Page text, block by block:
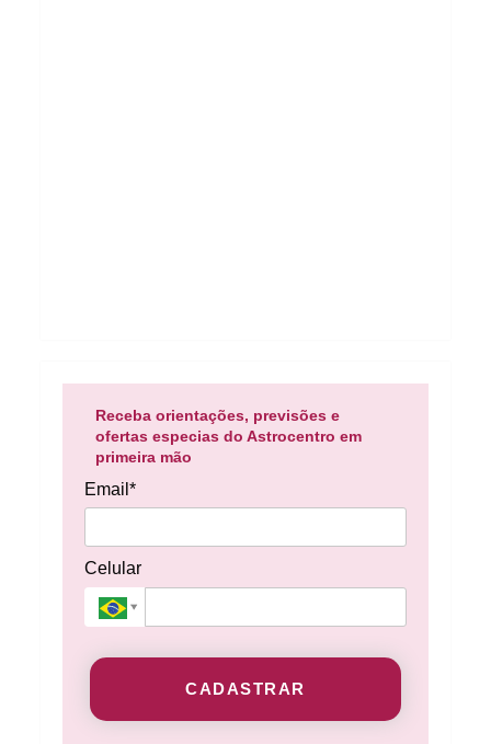
Receba orientações, previsões e
ofertas especias do Astrocentro em
primeira mão
Email*
Celular
CADASTRAR